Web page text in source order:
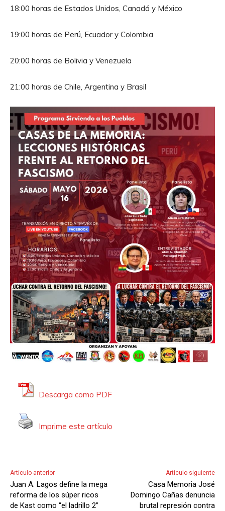
18:00 horas de Estados Unidos, Canadá y México
19:00 horas de Perú, Ecuador y Colombia
20:00 horas de Bolivia y Venezuela
21:00 horas de Chile, Argentina y Brasil
Descarga como PDF
Imprime este artículo
Artículo anterior
Juan A. Lagos define la mega
reforma de los súper ricos
de Kast como “el ladrillo 2”
Artículo siguiente
Casa Memoria José
Domingo Cañas denuncia
brutal represión contra